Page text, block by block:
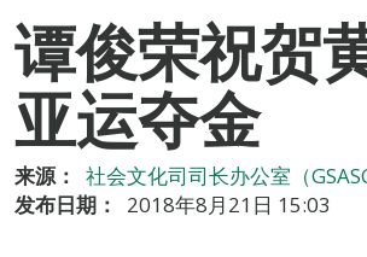
谭俊荣祝贺
亚运夺金
来源：
社会文化司司长办公室（GSASC
发布日期：
2018年8月21日 15:03